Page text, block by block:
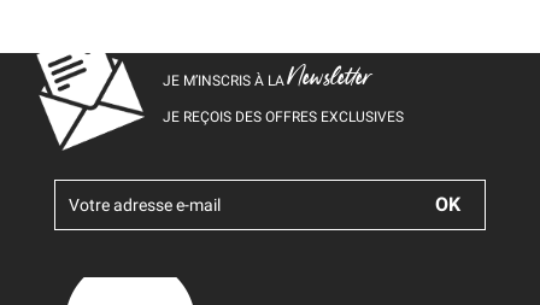
JE M’INSCRIS À LANewsletter
JE REÇOIS DES OFFRES EXCLUSIVES